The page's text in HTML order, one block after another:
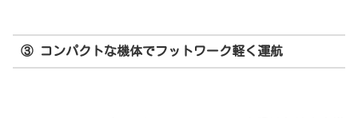
③ コンパクトな機体でフットワーク軽く運航